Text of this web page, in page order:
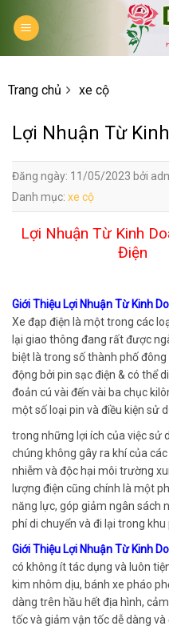
Trang chủ xe cộ
Lợi Nhuận Từ
Đăng ngày: 11/05/2023 bởi
Danh mục: xe cộ
Lợi Nhuận Từ Kinh
Điện
Giới Thiệu Lợi Nhuận Từ Kinh
Xe đạp điện là một trong các
lại giao thông đang rất được
biệt là trong số thành phố
động bởi pin sạc điện & có thể
đoản cú vài đến vài ba chục
một số loại pin và điều kiện sử
trong những lợi ích của việc sử
chúng không gây ra khí của
nhiễm và độc hại môi trường
lượng điện cũng chính là một
năng lực, góp giảm ngân sách
phí di chuyển và đi lại trong khu
Giới Thiệu Lợi Nhuận Từ Kinh
có không ít tác dụng và luôn
kim nhôm dịu, bánh xe pháo
dàng trên hầu hết địa hình,
tốc và giảm vận tốc dễ dàng